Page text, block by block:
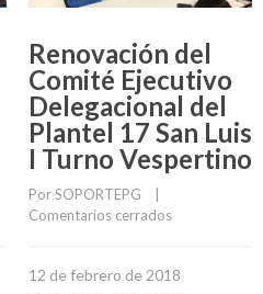
Renovación del
Comité Ejecutivo
Delegacional del
Plantel 17 San Luis
I Turno Vespertino
Por SOPORTEPG
Comentarios cerrados
12 de febrero de 2018